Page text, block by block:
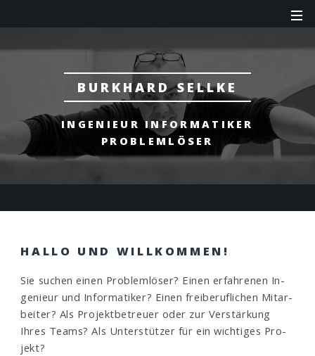
BURKHARD SELLKE
INGENIEUR INFORMATIKER
PROBLEMLÖSER
HALLO UND WILLKOMMEN!
Sie su­chen einen Pro­blem­lö­ser? Ei­nen er­fahren­en In­
gen­ieur und In­for­mati­ker? Einen frei­beruf­lichen Mit­ar­
beiter? Als Pro­jekt­be­treuer oder zur Ver­stär­kung
Ihres Teams? Als Unter­stüt­zer für ein wich­tiges Pro­
jekt?